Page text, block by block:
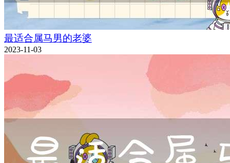
最适合属马男的老婆
2023-11-03